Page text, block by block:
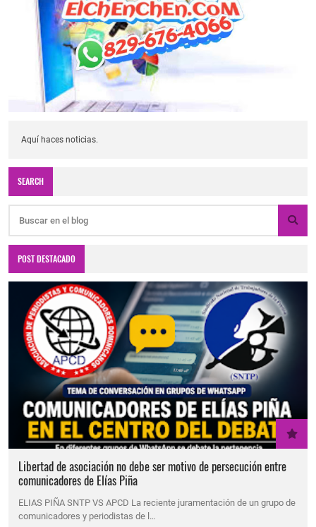
Aquí haces noticias.
SEARCH
POST DESTACADO
Libertad de asociación no debe ser motivo de persecución entre
comunicadores de Elías Piña
ELIAS PIÑA SNTP VS APCD La reciente juramentación de un grupo de
comunicadores y periodistas de l…